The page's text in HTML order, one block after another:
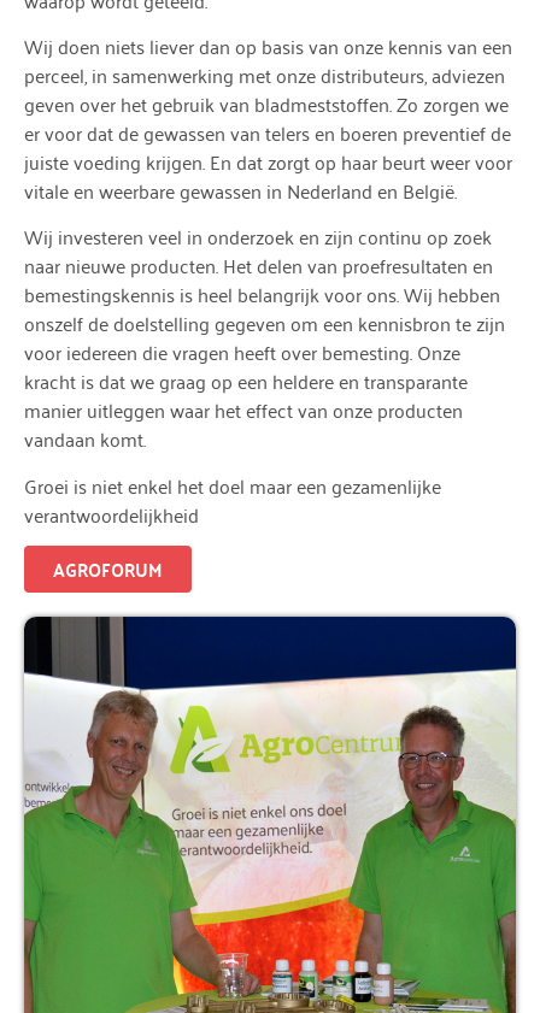
Wij doen niets liever dan op basis van onze kennis van een
perceel, in samenwerking met onze distributeurs, adviezen
geven over het gebruik van bladmeststoffen. Zo zorgen we
er voor dat de gewassen van telers en boeren preventief de
juiste voeding krijgen. En dat zorgt op haar beurt weer voor
vitale en weerbare gewassen in Nederland en België.
Wij investeren veel in onderzoek en zijn continu op zoek
naar nieuwe producten. Het delen van proefresultaten en
bemestingskennis is heel belangrijk voor ons. Wij hebben
onszelf de doelstelling gegeven om een kennisbron te zijn
voor iedereen die vragen heeft over bemesting. Onze
kracht is dat we graag op een heldere en transparante
manier uitleggen waar het effect van onze producten
vandaan komt.
Groei is niet enkel het doel maar een gezamenlijke
verantwoordelijkheid
AGROFORUM